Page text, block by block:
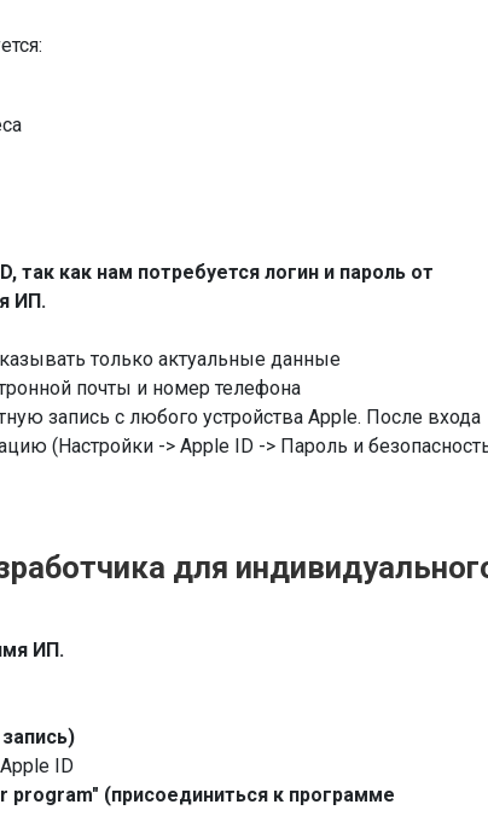
как нам потребуется логин и пароль от
ИП.
только актуальные данные
почты и номер телефона
запись с любого устройства Apple. После входа
(Настройки -> Apple ID -> Пароль и
для
ИП.
ID
program" (присоединиться к программе